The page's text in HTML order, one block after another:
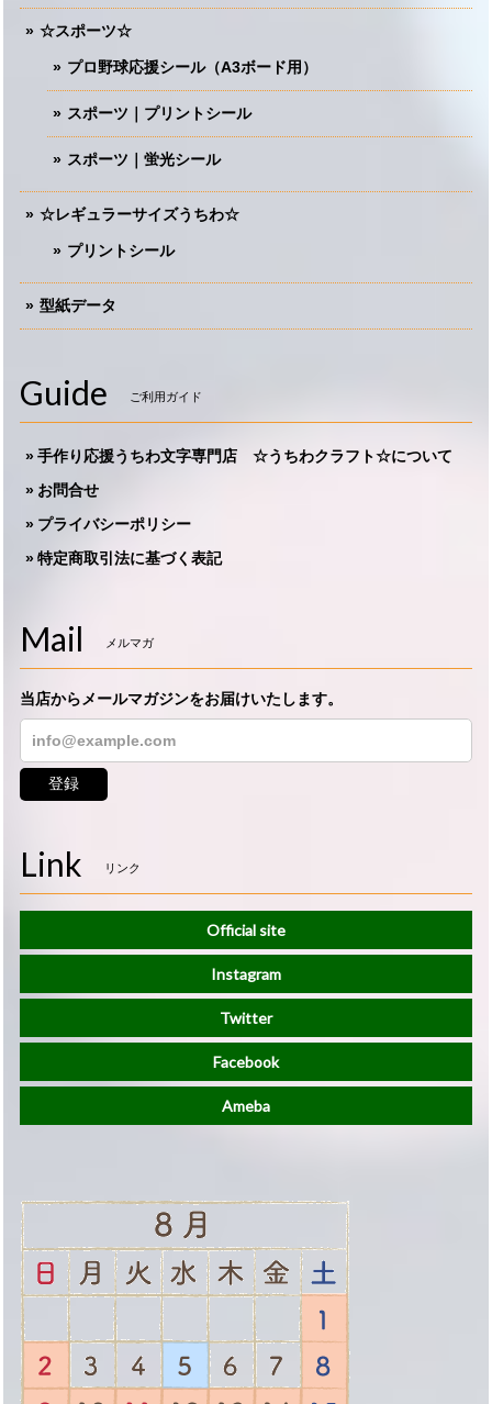
☆スポーツ☆
プロ野球応援シール（A3ボード用）
スポーツ｜プリントシール
スポーツ｜蛍光シール
☆レギュラーサイズうちわ☆
プリントシール
型紙データ
Guide ご利用ガイド
手作り応援うちわ文字専門店 ☆うちわクラフト☆について
お問合せ
プライバシーポリシー
特定商取引法に基づく表記
Mail メルマガ
当店からメールマガジンをお届けいたします。
登録
Link リンク
Official site
Instagram
Twitter
Facebook
Ameba